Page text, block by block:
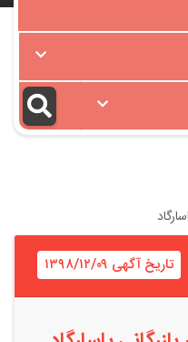
تاریخ آگهی ۱۳۹۸/۱۲/۰۹